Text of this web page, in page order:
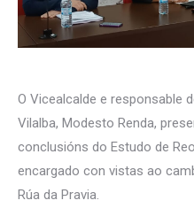
O Vicealcalde e responsable
Vilalba, Modesto Renda,
conclusións do Estudo de
encargado con vistas ao
Rúa da Pravia.